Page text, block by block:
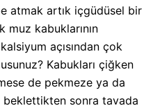
atmak artık içgüdüsel bir
muz kabuklarının
açısından çok
Kabukları çiğken
de pekmeze ya da
beklettikten sonra tavada